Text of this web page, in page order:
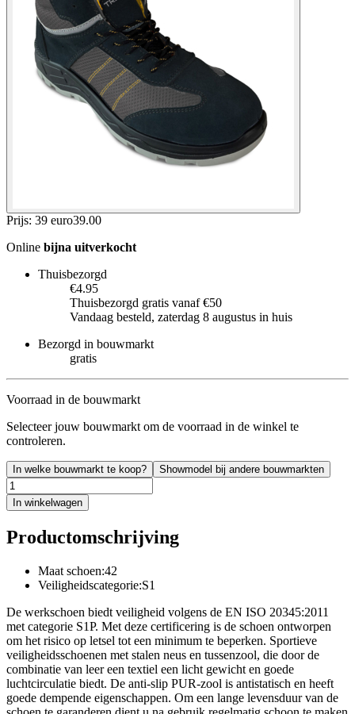
Prijs: 39 euro39.00
Online bijna uitverkocht
Thuisbezorgd
€4.95
Thuisbezorgd gratis vanaf €50
Vandaag besteld, zaterdag 8 augustus in huis
Bezorgd in bouwmarkt
gratis
Voorraad in de bouwmarkt
Selecteer jouw bouwmarkt om de voorraad in de winkel te
controleren.
In welke bouwmarkt te koop? Showmodel bij andere bouwmarkten
In winkelwagen
Productomschrijving
Maat schoen:42
Veiligheidscategorie:S1
De werkschoen biedt veiligheid volgens de EN ISO 20345:2011
met categorie S1P. Met deze certificering is de schoen ontworpen
om het risico op letsel tot een minimum te beperken. Sportieve
veiligheidsschoenen met stalen neus en tussenzool, die door de
combinatie van leer een textiel een licht gewicht en goede
luchtcirculatie biedt. De anti-slip PUR-zool is antistatisch en heeft
goede dempende eigenschappen. Om een lange levensduur van de